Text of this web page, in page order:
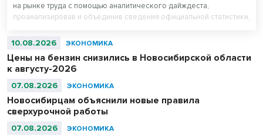
на рынке труда с помощью аналитического дайждеста,
проанализировав и объединив сведения официальной статистики,
исследований сервиса. Эксперты отмечают, что кадровый ресурс
44 лет имеют работу, В дайджесте исследуется поведение и
интересы кандидатов разного возраста.
10.08.2026 ЭКОНОМИКА
Цены на бензин снизились в Новосибирской области
к августу-2026
07.08.2026 ЭКОНОМИКА
Новосибирцам объяснили новые правила
сверхурочной работы
07.08.2026 ЭКОНОМИКА